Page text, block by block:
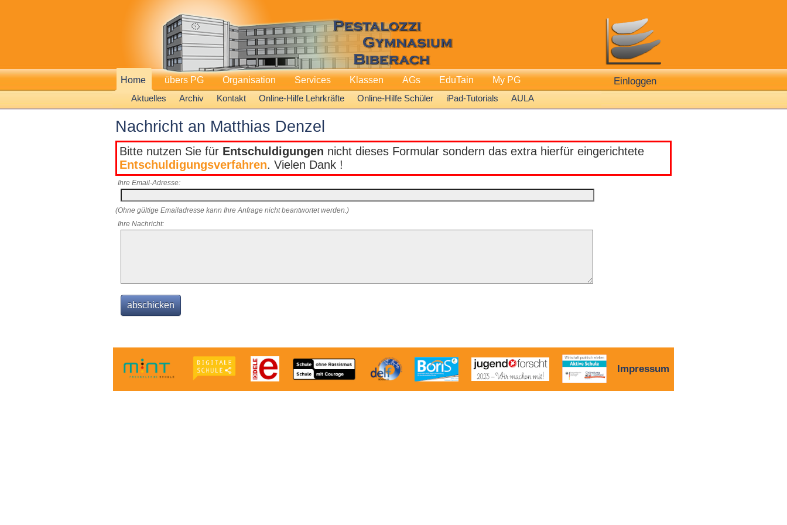
Home
Aktuelles
Archiv Kontakt Online-Hilfe Lehrkräfte Online-Hilfe Schüler iPad-Tutorials AULA
übers PG Organisation Services Klassen AGs EduTain My PG Einloggen
Nachricht an Matthias Denzel
Bitte nutzen Sie für Entschuldigungen nicht dieses Formular sondern das extra hierfür eingerichtete
Entschuldigungsverfahren. Vielen Dank !
Ihre Email-Adresse:
(Ohne gültige Emailadresse kann Ihre Anfrage nicht beantwortet werden.)
Ihre Nachricht:
Impressum